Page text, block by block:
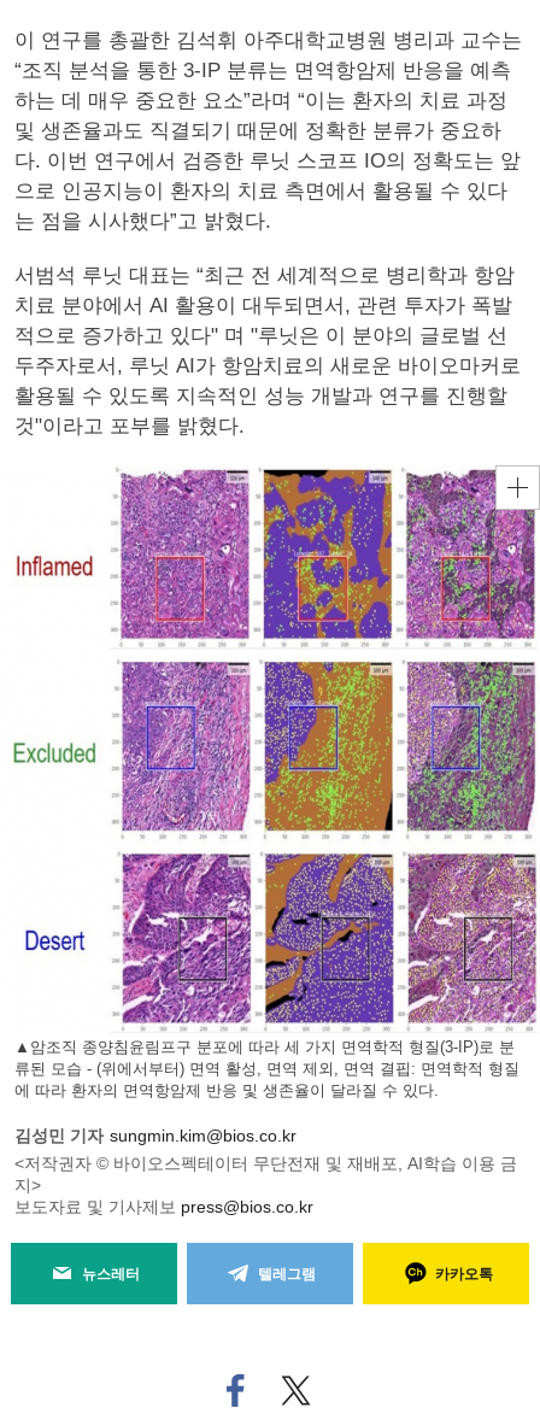
이 연구를 총괄한 김석휘 아주대학교병원 병리과 교수는
“조직 분석을 통한 3-IP 분류는 면역항암제 반응을 예측
하는 데 매우 중요한 요소”라며 “이는 환자의 치료 과정
및 생존율과도 직결되기 때문에 정확한 분류가 중요하
다. 이번 연구에서 검증한 루닛 스코프 IO의 정확도는 앞
으로 인공지능이 환자의 치료 측면에서 활용될 수 있다
는 점을 시사했다”고 밝혔다.
서범석 루닛 대표는 “최근 전 세계적으로 병리학과 항암
치료 분야에서 AI 활용이 대두되면서, 관련 투자가 폭발
적으로 증가하고 있다" 며 "루닛은 이 분야의 글로벌 선
두주자로서, 루닛 AI가 항암치료의 새로운 바이오마커로
활용될 수 있도록 지속적인 성능 개발과 연구를 진행할
것"이라고 포부를 밝혔다.
▲암조직 종양침윤림프구 분포에 따라 세 가지 면역학적 형질(3-IP)로 분
류된 모습 - (위에서부터) 면역 활성, 면역 제외, 면역 결핍: 면역학적 형질
에 따라 환자의 면역항암제 반응 및 생존율이 달라질 수 있다.
김성민 기자 sungmin.kim@bios.co.kr
<저작권자 © 바이오스펙테이터 무단전재 및 재배포, AI학습 이용 금
지>
보도자료 및 기사제보 press@bios.co.kr
뉴스레터 텔레그램 카카오톡
페
트위